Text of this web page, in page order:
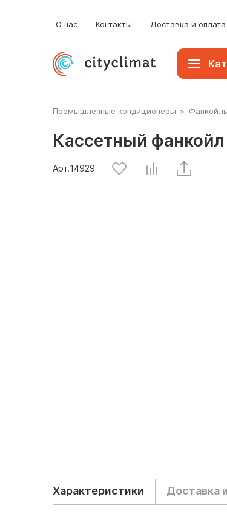
О нас Контакты Доставка и оплата
Промышленные кондиционеры >
Кассетный
Арт.14929
Характеристики Доставка